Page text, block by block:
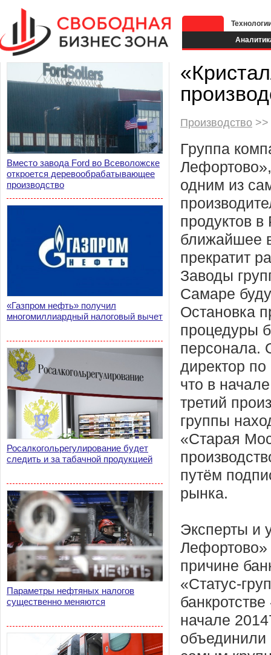
Вместо завода Ford во Всеволожске
откроется деревообрабатывающее
производство
«Газпром нефть» получил
многомиллиардный налоговый вычет
Росалкогольрегулирование будет
следить и за табачной продукцией
Параметры нефтяных налогов
существенно меняются
Производство >>
Группа
одним из
продуктов в
ближайшее
прекратит
Заводы
Самаре
Остановка
процедуры
персонала.
директор
что в
третий
группы
«Старая
путём
рынка.
Эксперты и
причине
«Статус-
начале
объединили